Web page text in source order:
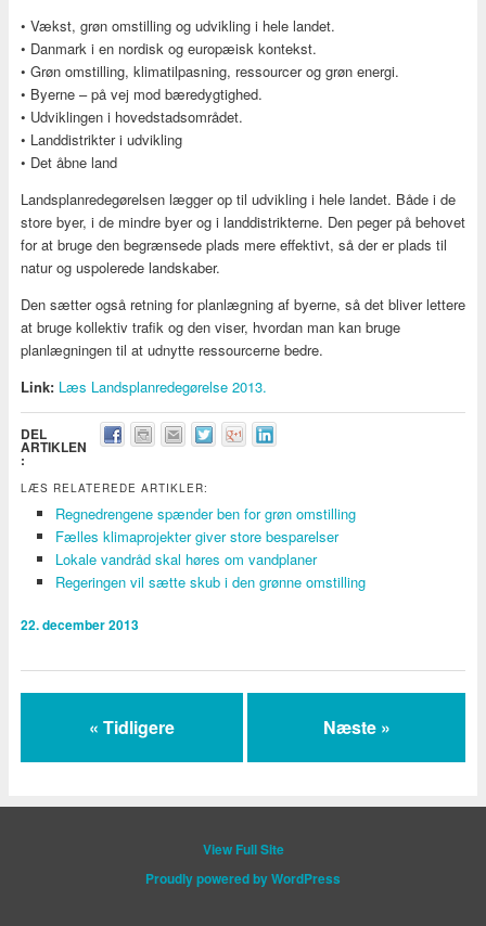
• Vækst, grøn omstilling og udvikling i hele landet.
• Danmark i en nordisk og europæisk kontekst.
• Grøn omstilling, klimatilpasning, ressourcer og grøn energi.
• Byerne – på vej mod bæredygtighed.
• Udviklingen i hovedstadsområdet.
• Landdistrikter i udvikling
• Det åbne land
Landsplanredegørelsen lægger op til udvikling i hele landet. Både i de
store byer, i de mindre byer og i landdistrikterne. Den peger på behovet
for at bruge den begrænsede plads mere effektivt, så der er plads til
natur og uspolerede landskaber.
Den sætter også retning for planlægning af byerne, så det bliver lettere
at bruge kollektiv trafik og den viser, hvordan man kan bruge
planlægningen til at udnytte ressourcerne bedre.
Link: Læs Landsplanredegørelse 2013.
DEL
ARTIKLEN
:
LÆS RELATEREDE ARTIKLER:
Regnedrengene spænder ben for grøn omstilling
Fælles klimaprojekter giver store besparelser
Lokale vandråd skal høres om vandplaner
Regeringen vil sætte skub i den grønne omstilling
22. december 2013
« Tidligere Næste »
View Full Site
Proudly powered by WordPress